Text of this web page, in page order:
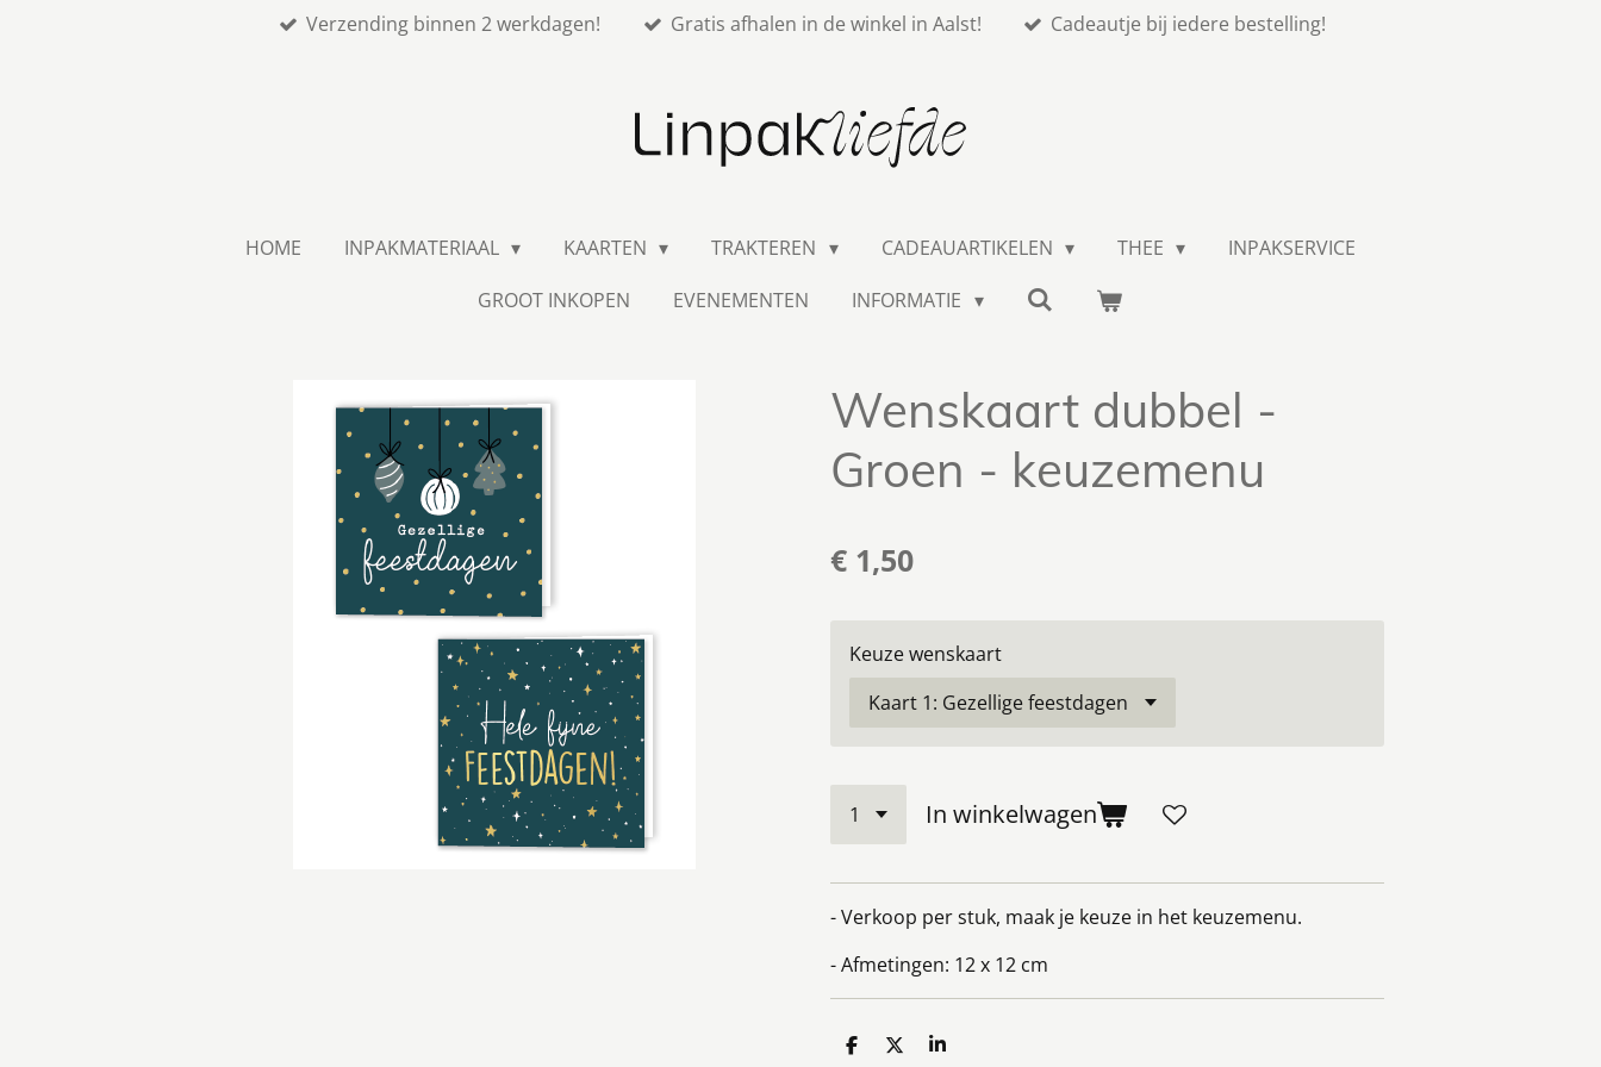
Verzending binnen 2 werkdagen! Gratis afhalen in de winkel in Aalst! Cadeautje bij iedere bestelling!
HOME INPAKMATERIAAL KAARTEN TRAKTEREN CADEAUARTIKELEN THEE
INPAKSERVICE
GROOT INKOPEN
EVENEMENTEN INFORMATIE
Wenskaart dubbel -
Groen - keuzemenu
€ 1,50
Keuze wenskaart
In winkelwagen
- Verkoop per stuk, maak je keuze in het keuzemenu.
- Afmetingen: 12 x 12 cm
D
D
S